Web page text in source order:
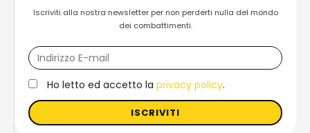
Iscriviti alla nostra newsletter per non perderti nulla del mondo
dei combattimenti.
Ho letto ed accetto la privacy policy.
ISCRIVITI